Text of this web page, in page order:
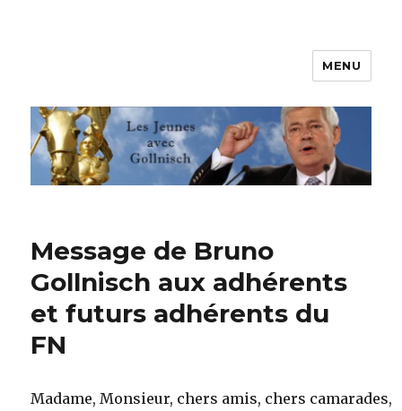
Les jeunes avec Gollnisch
MENU
Message de Bruno
Gollnisch aux adhérents
et futurs adhérents du
FN
Madame, Monsieur, chers amis, chers camarades,